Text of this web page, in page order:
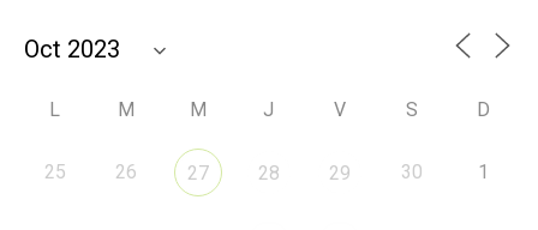
L M M J V S D
25 26 27 28 29 30 1